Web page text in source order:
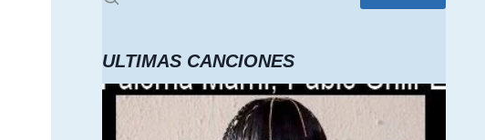
ULTIMAS CANCIONES